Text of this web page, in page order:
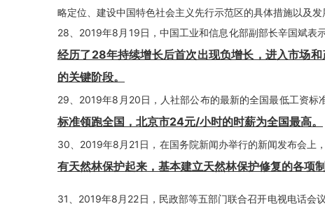
略定位、建设中国特色社会主义先行示范区的具体措施以及发
28、2019年8月19日，中国工业和信息化部副部长辛国斌表
经历了28年持续增长后首次出现负增长，进入市场
的关键阶段。
29、2019年8月20日，人社部公布的最新的全国最低工资标
标准领跑全国，北京市24元/小时的时薪为全国最高。
30、2019年8月21日，在国务院新闻办举行的新闻发布会上
有天然林保护起来，基本建立天然林保护修复的各项制
31、2019年8月22日，民政部等五部门联合召开电视电话会